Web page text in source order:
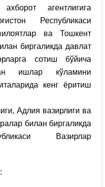
агентлигига
Республикаси
ва Тошкент
биргаликда давлат
сотиш бўйича
ишлар кўламини
кенг ёритиш
Адлия вазирлиги ва
билан биргаликда
Вазирлар